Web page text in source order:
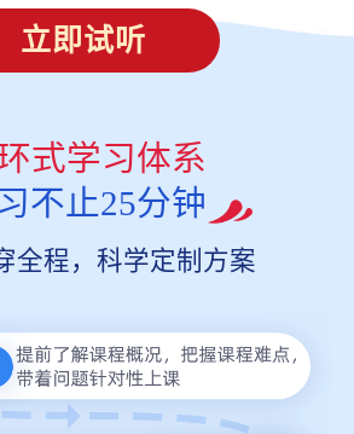
立即试听
式学习体系
不止25分钟
全程，科学定制方案